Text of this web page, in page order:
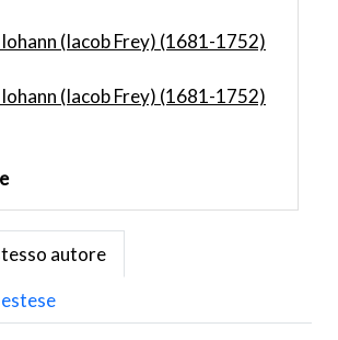
Iohann (Iacob Frey) (1681-1752)
Iohann (Iacob Frey) (1681-1752)
autore